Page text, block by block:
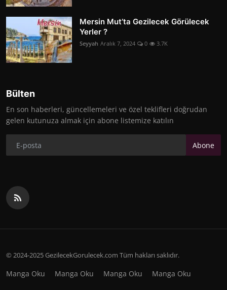
Mersin Mut’ta Gezilecek Görülecek
Yerler ?
Seyyah Aralık 7, 2024 0 3.7K
Bülten
En son haberleri, güncellemeleri ve özel teklifleri doğrudan
gelen kutunuza almak için abone listemize katılın
Abone
© 2024-2025 GezilecekGorulecek.com Tüm hakları saklıdır.
Manga Oku Manga Oku Manga Oku Manga Oku